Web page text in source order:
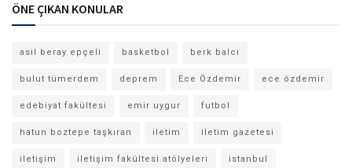
ÖNE ÇIKAN KONULAR
asil beray epçeli basketbol berk balcı
bulut tümerdem deprem Ece Özdemir ece özdemir
edebiyat fakültesi emir uygur futbol
hatun boztepe taşkıran iletim iletim gazetesi
iletişim iletişim fakültesi atölyeleri istanbul